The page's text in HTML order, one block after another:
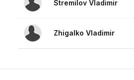
Stremilov Vladimir
Zhigalko Vladimir